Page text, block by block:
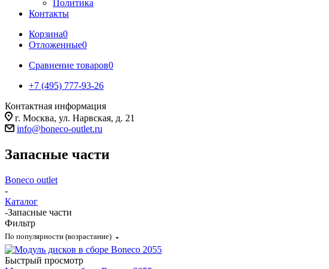
Политика
Контакты
Корзина0
Отложенные0
Сравнение товаров0
+7 (495) 777-93-26
Контактная информация
г. Москва, ул. Нарвская, д. 21
info@boneco-outlet.ru
Запасные части
Boneco outlet
-
Каталог
-Запасные части
Фильтр
По популярности (возрастание)
Быстрый просмотр